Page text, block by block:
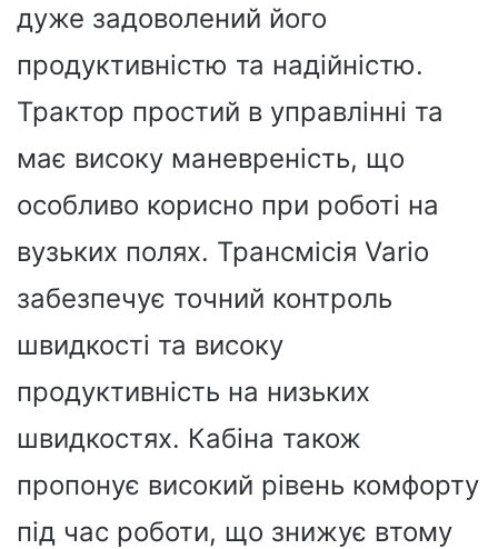
дуже задоволений його
продуктивністю та надійністю.
Трактор простий в управлінні та
має високу маневреність, що
особливо корисно при роботі на
вузьких полях. Трансмісія Vario
забезпечує точний контроль
швидкості та високу
продуктивність на низьких
швидкостях. Кабіна також
пропонує високий рівень комфорту
під час роботи, що знижує втому